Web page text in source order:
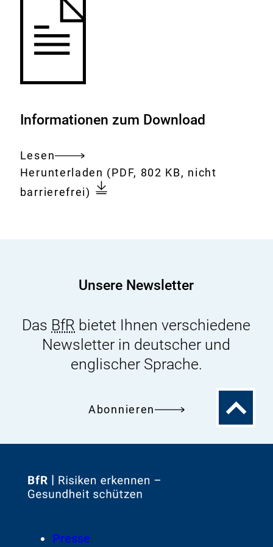
Informationen zum Download
Lesen
Gesamtes
Dokument
Download:
Herunterladen Chiasamen
(PDF, 802 KB, nicht
barrierefrei)
Unsere Newsletter
Das BfR bietet Ihnen verschiedene
Newsletter in deutscher und
englischer Sprache.
Abonnieren
Zum
Zur
FooterPresse